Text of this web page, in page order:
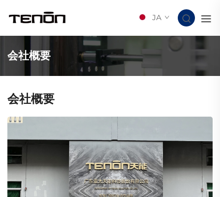
JA
会社概要
会社概要